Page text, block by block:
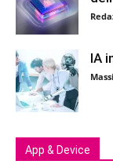
IA
App & Device